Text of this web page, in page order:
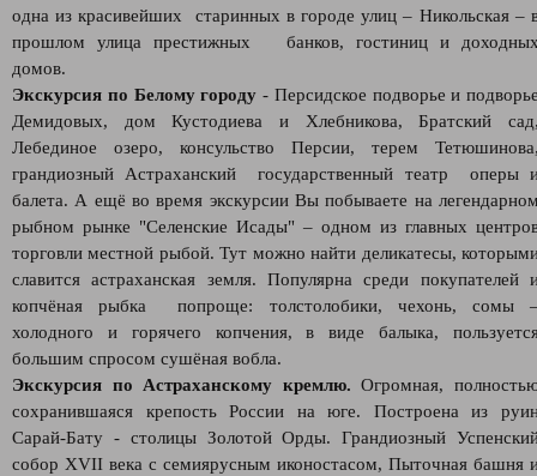
одна из красивейших старинных в городе улиц – Никольская –
прошлом улица престижных банков, гостиниц и
домов.
Экскурсия по Белому городу - Персидское подворье и
Демидовых, дом Кустодиева и Хлебникова, Братский
Лебединое озеро, консульство Персии, терем
грандиозный Астраханский государственный театр оперы
балета. А ещё во время экскурсии Вы побываете на
рыбном рынке "Селенские Исады" – одном из главных
торговли местной рыбой. Тут можно найти деликатесы,
славится астраханская земля. Популярна среди покупателей
копчёная рыбка попроще: толстолобики, чехонь, сомы
холодного и горячего копчения, в виде балыка,
большим спросом сушёная вобла.
Экскурсия по Астраханскому кремлю. Огромная,
сохранившаяся крепость России на юге. Построена из
Сарай-Бату - столицы Золотой Орды. Грандиозный
собор XVII века с семиярусным иконостасом, Пыточная башня